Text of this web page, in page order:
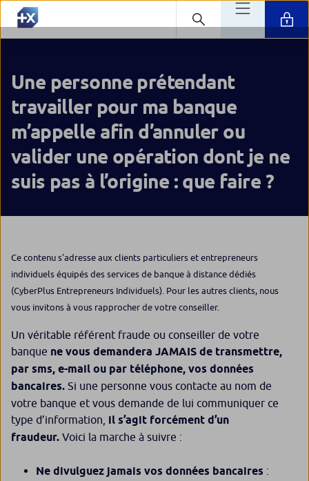
Une personne prétendant
travailler pour ma banque
m’appelle afin d’annuler ou
valider une opération dont je ne
suis pas à l’origine : que faire ?
Ce contenu s’adresse aux clients particuliers et entrepreneurs
individuels équipés des services de banque à distance dédiés
(CyberPlus Entrepreneurs Individuels). Pour les autres clients, nous
vous invitons à vous rapprocher de votre conseiller.
Un véritable référent fraude ou conseiller de votre
banque ne vous demandera JAMAIS de transmettre,
par sms, e-mail ou par téléphone, vos données
bancaires. Si une personne vous contacte au nom de
votre banque et vous demande de lui communiquer ce
type d’information, il s’agit forcément d’un
fraudeur. Voici la marche à suivre :
Ne divulguez jamais vos données bancaires :